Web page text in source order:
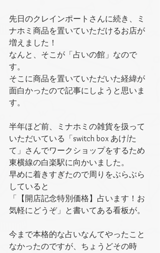
先日のクレインポートさんに続き、ミ
ナホミ商品を置いていただけるお店が
増えました！
なんと、そこが「占いの館」なので
す。
そこに商品を置いていただいた経緯が
面白かったので記事にしようと思いま
す。
半年ほど前、ミナホミの雑貨を扱って
いただいている「switch box あけ/た
て」さんでワークショップをするため
東横線の白楽駅に向かいました。
早めに着きすぎたので周りをぶらぶら
していると
「【開店記念特別価格】占います！お
気軽にどうぞ」と書いてある看板が。
今まで本格的な占いなんてやったこと
なかったのですが、ちょうどその時